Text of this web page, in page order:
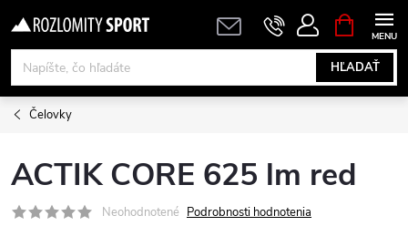
na
obsah
HĽADAŤ
KOŠÍK
Čelovky
ACTIK CORE 625 lm red
Neohodnotené Podrobnosti hodnotenia